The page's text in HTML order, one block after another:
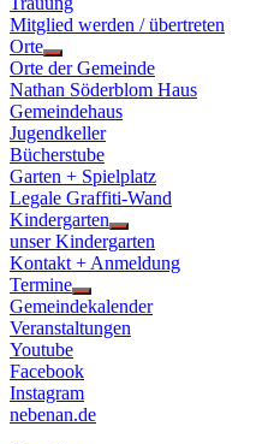
Mitglied werden / übertreten
Orte
Show
sub
menu
Orte der Gemeinde
Nathan Söderblom Haus
Gemeindehaus
Jugendkeller
Bücherstube
Garten + Spielplatz
Legale Graffiti-Wand
Kindergarten
Show
sub
menu
unser Kindergarten
Kontakt + Anmeldung
Termine
Show
sub
menu
Gemeindekalender
Veranstaltungen
Youtube
Facebook
Instagram
nebenan.de